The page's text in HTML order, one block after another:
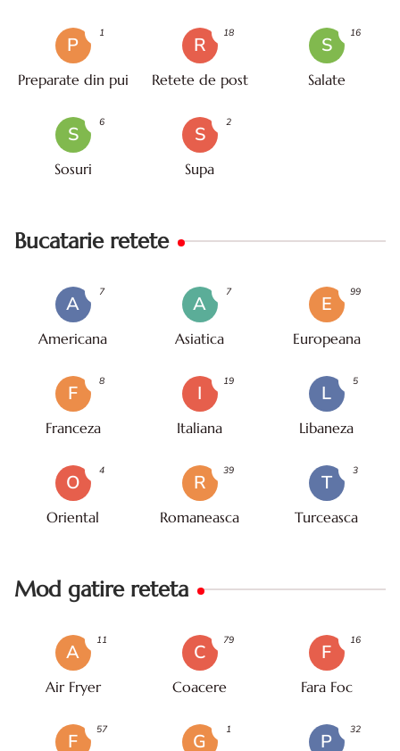
P
Preparate din pui
1
R
Retete de post
18
S
Salate
16
S
Sosuri
6
S
Supa
2
Bucatarie retete
A
Americana
7
A
Asiatica
7
E
Europeana
99
F
Franceza
8
I
Italiana
19
L
Libaneza
5
O
Oriental
4
R
Romaneasca
39
T
Turceasca
3
Mod gatire reteta
A
Air Fryer
11
C
Coacere
79
F
Fara Foc
16
F
57
G
1
P
32